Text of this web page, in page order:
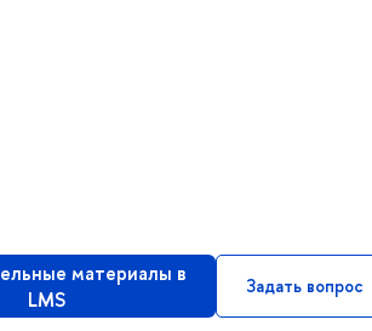
материалы в
LMS
Задать вопрос